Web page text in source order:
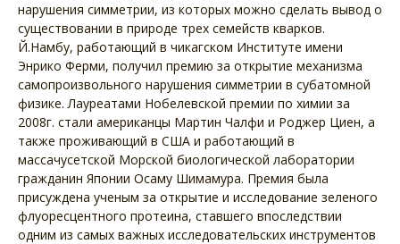
нарушения симметрии, из которых можно сделать вывод о
существовании в природе трех семейств кварков.
Й.Намбу, работающий в чикагском Институте имени
Энрико Ферми, получил премию за открытие механизма
самопроизвольного нарушения симметрии в субатомной
физике. Лауреатами Нобелевской премии по химии за
2008г. стали американцы Мартин Чалфи и Роджер Циен, а
также проживающий в США и работающий в
массачусетской Морской биологической лаборатории
гражданин Японии Осаму Шимамура. Премия была
присуждена ученым за открытие и исследование зеленого
флуоресцентного протеина, ставшего впоследствии
одним из самых важных исследовательских инструментов